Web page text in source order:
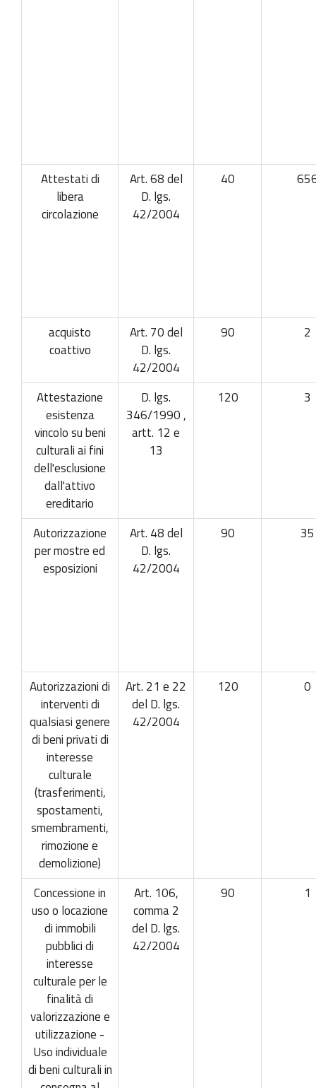
Attestati di
libera
circolazione
Art. 68 del
D. lgs.
42/2004
40
acquisto
coattivo
Art. 70 del
D. lgs.
42/2004
90 2
Attestazione
esistenza
vincolo su beni
culturali ai fini
dell'esclusione
dall'attivo
ereditario
D. lgs.
346/1990 ,
artt. 12 e
13
120 3
Autorizzazione
per mostre ed
esposizioni
Art. 48 del
D. lgs.
42/2004
90 35
Autorizzazioni di
interventi di
qualsiasi genere
di beni privati di
interesse
culturale
(trasferimenti,
spostamenti,
smembramenti,
rimozione e
demolizione)
Art. 21 e 22
del D. lgs.
42/2004
120 0
Concessione in
uso o locazione
di immobili
pubblici di
interesse
culturale per le
finalità di
valorizzazione e
utilizzazione -
Uso individuale
di beni culturali in
Art. 106,
comma 2
del D. lgs.
42/2004
90 1